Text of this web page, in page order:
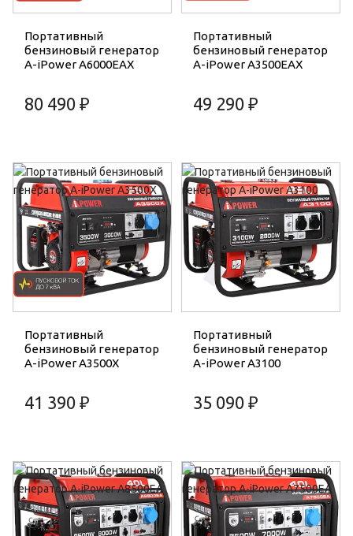
Портативный
бензиновый генератор
A-iPower A6000EAX
80 490 ₽
Портативный
бензиновый генератор
A-iPower A3500EAX
49 290 ₽
Портативный
бензиновый генератор
A-iPower A3500X
41 390 ₽
Портативный
бензиновый генератор
A-iPower A3100
35 090 ₽